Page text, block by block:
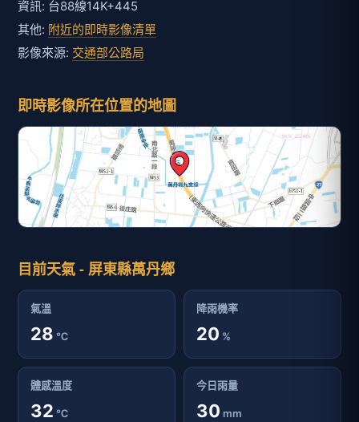
資訊: 台88線14K+445
其他: 附近的即時影像清單
影像來源: 交通部公路局
即時影像所在位置的地圖
目前天氣 - 屏東縣萬丹鄉
氣溫
28 ℃
降雨機率
20 %
體感溫度
32 ℃
今日雨量
30 mm